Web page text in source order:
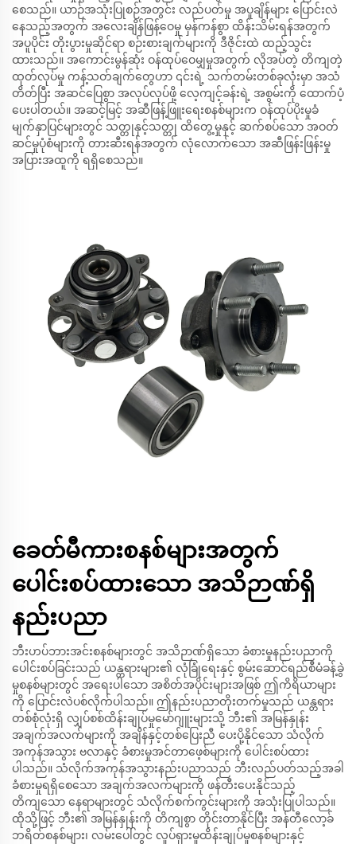
စေသည်။ ယာဉ်အသုံးပြုစဉ်အတွင်း လည်ပတ်မှု အပူချိန်များ ပြောင်းလဲ
နေသည့်အတွက် အလေးချိန်ဖြန့်ဝေမှု မှန်ကန်စွာ ထိန်းသိမ်းရန်အတွက်
အပူပိုင်း တိုးပွားမှုဆိုင်ရာ စဉ်းစားချက်များကို ဒီဇိုင်းထဲ ထည့်သွင်း
ထားသည်။ အကောင်းမွန်ဆုံး ဝန်ထုပ်ဝေမျှမှုအတွက် လိုအပ်တဲ့ တိကျတဲ့
ထုတ်လုပ်မှု ကန့်သတ်ချက်တွေဟာ ၎င်းရဲ့ သက်တမ်းတစ်ခုလုံးမှာ အသံ
တိတ်ပြီး အဆင်ပြေစွာ အလုပ်လုပ်ဖို့ လေ့ကျင့်ခန်းရဲ့ အစွမ်းကို ထောက်ပံ့
ပေးပါတယ်။ အဆင့်မြင့် အဆီဖြန့်ဖြူးရေးစနစ်များက ဝန်ထုပ်ပိုးမှုခံ
မျက်နှာပြင်များတွင် သတ္တုနှင့်သတ္တု ထိတွေ့မှုနှင့် ဆက်စပ်သော အဝတ်
ဆင်မှုပုံစံများကို တားဆီးရန်အတွက် လုံလောက်သော အဆီဖြန်းဖြန်းမှု
အပြားအထူကို ရရှိစေသည်။
ခေတ်မီကားစနစ်များအတွက်
ပေါင်းစပ်ထားသော အသိဉာဏ်ရှိ
နည်းပညာ
ဘီးဟပ်ဘားအင်းစနစ်များတွင် အသိဉာဏ်ရှိသော ခံစားမှုနည်းပညာကို
ပေါင်းစပ်ခြင်းသည် ယန္တရားများ၏ လုံခြုံရေးနှင့် စွမ်းဆောင်ရည်စီမံခန့်ခွဲ
မှုစနစ်များတွင် အရေးပါသော အစိတ်အပိုင်းများအဖြစ် ဤကိရိယာများ
ကို ပြောင်းလဲပစ်လိုက်ပါသည်။ ဤနည်းပညာတိုးတက်မှုသည် ယန္တရား
တစ်စုံလုံးရှိ လျှပ်စစ်ထိန်းချုပ်မှုမော်ဂျူးများသို့ ဘီး၏ အမြန်နှုန်း
အချက်အလက်များကို အချိန်နှင့်တစ်ပြေးညီ ပေးပို့နိုင်သော သံလိုက်
အကုန်အသွား ဗလာနှင့် ခံစားမှုအင်တာဖေ့စ်များကို ပေါင်းစပ်ထား
ပါသည်။ သံလိုက်အကုန်အသွားနည်းပညာသည် ဘီးလည်ပတ်သည့်အခါ
ခံစားမှုရရှိစေသော အချက်အလက်များကို ဖန်တီးပေးနိုင်သည့်
တိကျသော နေရာများတွင် သံလိုက်စက်ကွင်းများကို အသုံးပြုပါသည်။
ထိုသို့ဖြင့် ဘီး၏ အမြန်နှုန်းကို တိကျစွာ တိုင်းတာနိုင်ပြီး အန်တီလော့ခ်
ဘရိတ်စနစ်များ၊ လမ်းပေါ်တွင် လှုပ်ရှားမှုထိန်းချုပ်မှုစနစ်များနှင့်